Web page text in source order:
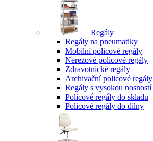
Regály
Regály na pneumatiky
Mobilní policové regály
Nerezové policové regály
Zdravotnické regály
Archivační policové regály
Regály s vysokou nosností
Policové regály do skladu
Policové regály do dílny